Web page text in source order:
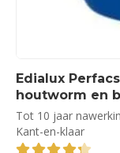
Edialux
houtworm en
Tot 10 jaar
Kant-en-klaar